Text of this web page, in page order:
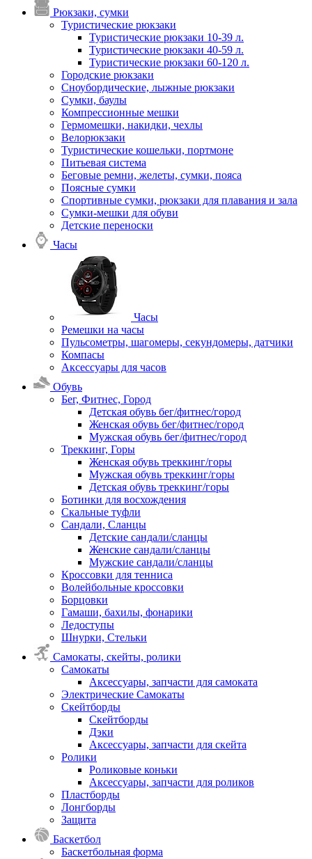
Рюкзаки, сумки
Туристические рюкзаки
Туристические рюкзаки 10-39 л.
Туристические рюкзаки 40-59 л.
Туристические рюкзаки 60-120 л.
Городские рюкзаки
Сноубордические, лыжные рюкзаки
Сумки, баулы
Компрессионные мешки
Гермомешки, накидки, чехлы
Велорюкзаки
Туристические кошельки, портмоне
Питьевая система
Беговые ремни, желеты, сумки, пояса
Поясные сумки
Спортивные сумки, рюкзаки для плавания и зала
Сумки-мешки для обуви
Детские переноски
Часы
Часы
Ремешки на часы
Пульсометры, шагомеры, секундомеры, датчики
Компасы
Аксессуары для часов
Обувь
Бег, Фитнес, Город
Детская обувь бег/фитнес/город
Женская обувь бег/фитнес/город
Мужская обувь бег/фитнес/город
Треккинг, Горы
Женская обувь треккинг/горы
Мужская обувь треккинг/горы
Детская обувь треккинг/горы
Ботинки для восхождения
Скальные туфли
Сандали, Сланцы
Детские сандали/сланцы
Женские сандали/сланцы
Мужские сандали/сланцы
Кроссовки для тенниса
Волейбольные кроссовки
Борцовки
Гамаши, бахилы, фонарики
Ледоступы
Шнурки, Стельки
Самокаты, скейты, ролики
Самокаты
Аксессуары, запчасти для самоката
Электрические Самокаты
Скейтборды
Скейтборды
Дэки
Аксессуары, запчасти для скейта
Ролики
Роликовые коньки
Аксессуары, запчасти для роликов
Пластборды
Лонгборды
Защита
Баскетбол
Баскетбольная форма